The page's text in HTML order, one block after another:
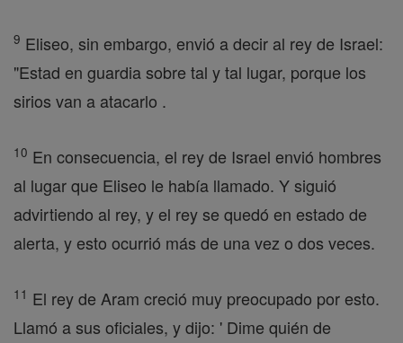
9 Eliseo, sin embargo, envió a decir al rey de Israel:
"Estad en guardia sobre tal y tal lugar, porque los
sirios van a atacarlo .
10 En consecuencia, el rey de Israel envió hombres
al lugar que Eliseo le había llamado. Y siguió
advirtiendo al rey, y el rey se quedó en estado de
alerta, y esto ocurrió más de una vez o dos veces.
11 El rey de Aram creció muy preocupado por esto.
Llamó a sus oficiales, y dijo: ' Dime quién de